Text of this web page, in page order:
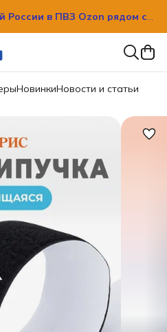
России в ПВЗ Ozon рядом с
России в ПВЗ Ozon рядом с
НовинкиНовости и статьи